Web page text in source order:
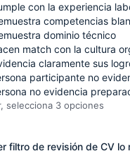
con la experiencia
competencias
dominio técnico
match con la cultura
claramente sus
participante no
no evidencia
selecciona 3 opciones
filtro de revisión de CV